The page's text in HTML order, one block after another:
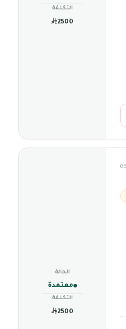
التكلفة
2500
الحالة
معتمدة
التكلفة
2500